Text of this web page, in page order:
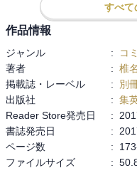
ちづちゃんが粋すぎる！
「ちゃんと呼んどいたて」が
ピンもなんだかんだ空気読み
好感持てます。
さて、受験を終えたらどうな
これからも楽しみです。
すべて
作品情報
ジャンル : コ
著者
: 椎
掲載誌・レーベル
:
別
出版社
: 集
Reader Store発売日
:
書誌発売日
:
ページ数
:
ファイルサイズ
: